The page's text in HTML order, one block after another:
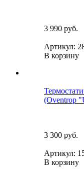
3 990 руб.
Артикул:
В корзину
(Oventrop
3 300 руб.
Артикул:
В корзину